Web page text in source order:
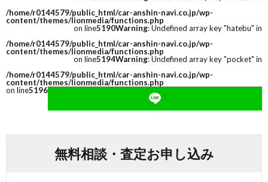
/home/r0144579/public_html/car-anshin-navi.co.jp/wp-
content/themes/lionmedia/functions.php
on line5190Warning: Undefined array key "hatebu" in
/home/r0144579/public_html/car-anshin-navi.co.jp/wp-
content/themes/lionmedia/functions.php
on line5194Warning: Undefined array key "pocket" in
/home/r0144579/public_html/car-anshin-navi.co.jp/wp-
content/themes/lionmedia/functions.php
on line5196
無料相談・査定お申し込み